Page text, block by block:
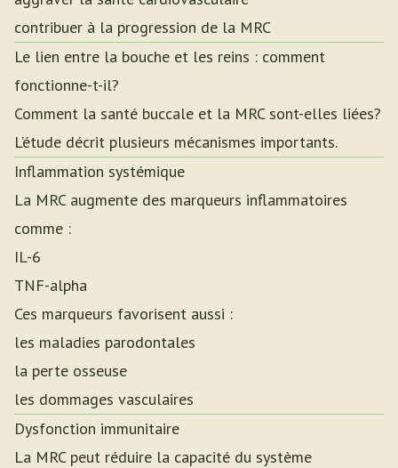
contribuer à la progression de la MRC
Le lien entre la bouche et les reins : comment
fonctionne-t-il?
Comment la santé buccale et la MRC sont-elles liées?
L’étude décrit plusieurs mécanismes importants.
Inflammation systémique
La MRC augmente des marqueurs inflammatoires
comme :
IL-6
TNF-alpha
Ces marqueurs favorisent aussi :
les maladies parodontales
la perte osseuse
les dommages vasculaires
Dysfonction immunitaire
La MRC peut réduire la capacité du système